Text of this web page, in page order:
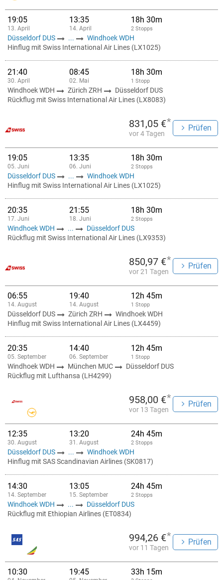
19:05
13. April
13:35
14. April
18h 30m
2 Stopps
Düsseldorf DUS ...
Windhoek WDH
Hinflug mit Swiss International Air Lines (LX1025)
21:40
30. April
08:45
02. Mai
18h 30m
1 Stopp
Windhoek WDH Zürich ZRH
Düsseldorf DUS
Rückflug mit Swiss International Air Lines (LX8083)
831,05 €*
vor 4 Tagen
Prüfen
19:05
05. Juni
13:35
06. Juni
18h 30m
2 Stopps
Düsseldorf DUS ...
Windhoek WDH
Hinflug mit Swiss International Air Lines (LX1025)
20:35
17. Juni
21:55
18. Juni
18h 30m
2 Stopps
Windhoek WDH ...
Düsseldorf DUS
Rückflug mit Swiss International Air Lines (LX9353)
850,97 €*
vor 21 Tagen
Prüfen
06:55
14. August
19:40
14. August
12h 45m
1 Stopp
Düsseldorf DUS Zürich ZRH
Windhoek WDH
Hinflug mit Swiss International Air Lines (LX4459)
20:35
05. September
14:40
06. September
12h 45m
1 Stopp
Windhoek WDH München MUC
Düsseldorf DUS
Rückflug mit Lufthansa (LH4299)
958,00 €*
vor 13 Tagen
Prüfen
12:35
30. August
13:20
31. August
24h 45m
2 Stopps
Düsseldorf DUS ...
Windhoek WDH
Hinflug mit SAS Scandinavian Airlines (SK0817)
14:30
14. September
13:05
15. September
24h 45m
2 Stopps
Windhoek WDH ...
Düsseldorf DUS
Rückflug mit Ethiopian Airlines (ET0834)
994,26 €*
vor 11 Tagen
Prüfen
10:30 19:45 33h 15m